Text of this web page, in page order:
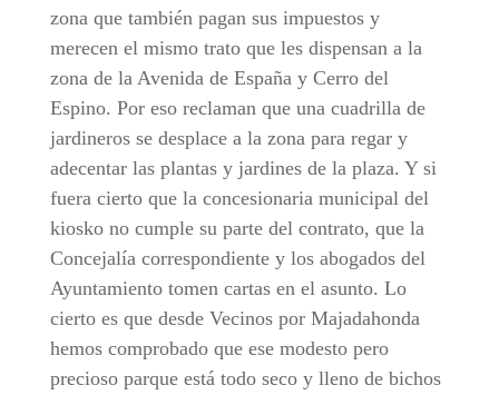
zona que también pagan sus impuestos y
merecen el mismo trato que les dispensan a la
zona de la Avenida de España y Cerro del
Espino. Por eso reclaman que una cuadrilla de
jardineros se desplace a la zona para regar y
adecentar las plantas y jardines de la plaza. Y si
fuera cierto que la concesionaria municipal del
kiosko no cumple su parte del contrato, que la
Concejalía correspondiente y los abogados del
Ayuntamiento tomen cartas en el asunto. Lo
cierto es que desde Vecinos por Majadahonda
hemos comprobado que ese modesto pero
precioso parque está todo seco y lleno de bichos